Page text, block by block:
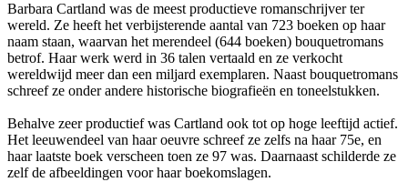
Barbara Cartland was de meest productieve romanschrijver ter
wereld. Ze heeft het verbijsterende aantal van 723 boeken op haar
naam staan, waarvan het merendeel (644 boeken) bouquetromans
betrof. Haar werk werd in 36 talen vertaald en ze verkocht
wereldwijd meer dan een miljard exemplaren. Naast bouquetromans
schreef ze onder andere historische biografieën en toneelstukken.
Behalve zeer productief was Cartland ook tot op hoge leeftijd actief.
Het leeuwendeel van haar oeuvre schreef ze zelfs na haar 75e, en
haar laatste boek verscheen toen ze 97 was. Daarnaast schilderde ze
zelf de afbeeldingen voor haar boekomslagen.